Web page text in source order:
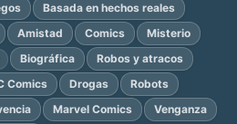
Basada en hechos reales
Amistad Comics Misterio
Biográfica
Robos y atracos
Comics Drogas Robots
Marvel Comics
Venganza